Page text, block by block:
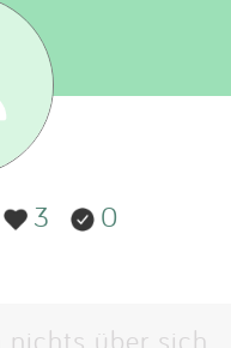
3 0
nichts über sich